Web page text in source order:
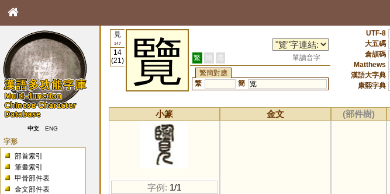
中文 ENG
字形
部首索引
筆畫索引
甲骨部件表
金文部件表
見
147
14
(21)
覽 繁 簡 港
單讀音字
繁簡對應
繁
簡 览
UTF-8
大五碼
倉頡碼
Matthews
漢語大字典
康熙字典
小篆
字例: 1/1
金文 (部件樹)